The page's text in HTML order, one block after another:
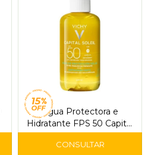
Agua Protectora e
Hidratante FPS 50 Capital
Soleil 200 ml - Vichy